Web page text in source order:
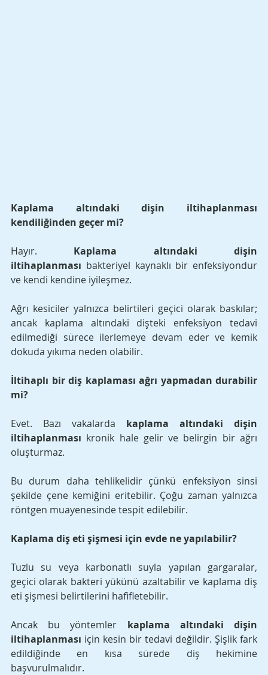
Kaplama altındaki dişin iltihaplanması
kendiliğinden geçer mi?
Hayır. Kaplama altındaki dişin
iltihaplanması bakteriyel kaynaklı bir enfeksiyondur
ve kendi kendine iyileşmez.
Ağrı kesiciler yalnızca belirtileri geçici olarak baskılar;
ancak kaplama altındaki dişteki enfeksiyon tedavi
edilmediği sürece ilerlemeye devam eder ve kemik
dokuda yıkıma neden olabilir.
İltihaplı bir diş kaplaması ağrı yapmadan durabilir
mi?
Evet. Bazı vakalarda kaplama altındaki dişin
iltihaplanması kronik hale gelir ve belirgin bir ağrı
oluşturmaz.
Bu durum daha tehlikelidir çünkü enfeksiyon sinsi
şekilde çene kemiğini eritebilir. Çoğu zaman yalnızca
röntgen muayenesinde tespit edilebilir.
Kaplama diş eti şişmesi için evde ne yapılabilir?
Tuzlu su veya karbonatlı suyla yapılan gargaralar,
geçici olarak bakteri yükünü azaltabilir ve kaplama diş
eti şişmesi belirtilerini hafifletebilir.
Ancak bu yöntemler kaplama altındaki dişin
iltihaplanması için kesin bir tedavi değildir. Şişlik fark
edildiğinde en kısa sürede diş hekimine
başvurulmalıdır.